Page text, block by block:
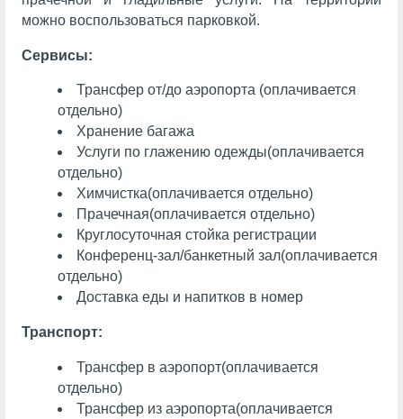
можно воспользоваться парковкой.
Сервисы:
Трансфер от/до аэропорта (оплачивается
отдельно)
Хранение багажа
Услуги по глажению одежды(оплачивается
отдельно)
Химчистка(оплачивается отдельно)
Прачечная(оплачивается отдельно)
Круглосуточная стойка регистрации
Конференц-зал/банкетный зал(оплачивается
отдельно)
Доставка еды и напитков в номер
Транспорт:
Трансфер в аэропорт(оплачивается
отдельно)
Трансфер из аэропорта(оплачивается